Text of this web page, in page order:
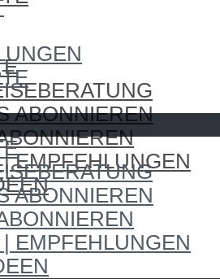
ABONNIEREN
EMPFEHLUNGEN
ABONNIEREN
EMPFEHLUNGEN